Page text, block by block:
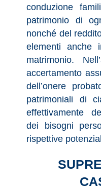
conduzione
patrimonio di
nonché del
elementi anche
matrimonio.
accertamento
dell’onere
patrimoniali di
effettivamente
dei bisogni
rispettive